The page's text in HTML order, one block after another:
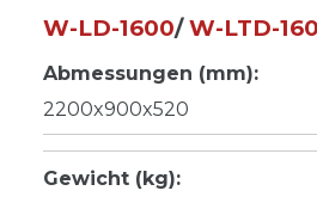
W-LD-1600/W-LTD-
Abmessungen (mm):
2200x900x520
Gewicht (kg):